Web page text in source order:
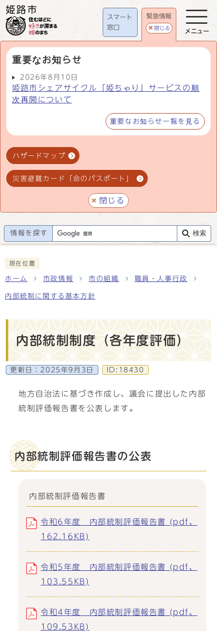
スマート
窓口
緊急情報
閉じる
重要なお知らせ
2026年8月10日
姫路市シェアサイクル「姫ちゃり」サービスの順
次再開について
重要なお知らせ一覧を見る
ハザードマップ
災害避難カード「命のパスポート」
閉じる
メニュー
情報を探す 検索
現在位置
ホーム 市政情報 市の組織 職員・人事行政
内部統制に関する基本方針
内部統制制度（各年度評価）
更新日： 2025年9月3日 ID:18430
地方自治法に基づき作成し、議会に提出した内部
統制評価報告書を公表します。
内部統制評価報告書の公表
内部統制評価報告書
令和6年度 内部統制評価報告書 (pdf、
162.16KB)
令和5年度 内部統制評価報告書 (pdf、
103.55KB)
令和4年度 内部統制評価報告書 (pdf、
109.53KB)